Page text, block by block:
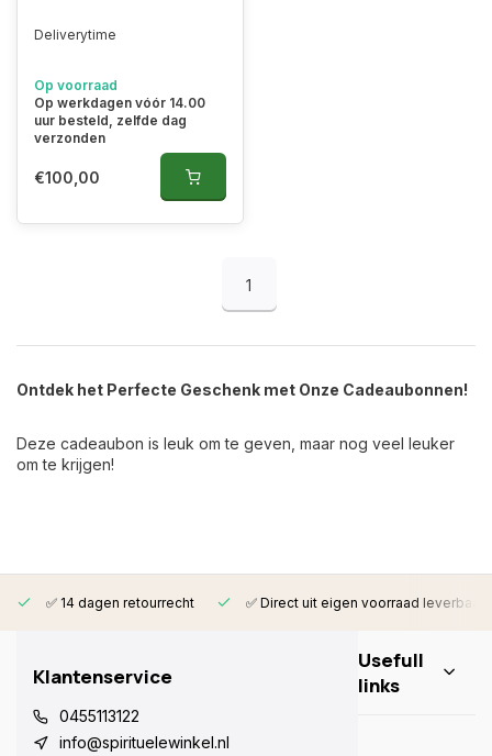
Deliverytime
Op voorraad
Op werkdagen vóór 14.00
uur besteld, zelfde dag
verzonden
€100,00
1
Ontdek het Perfecte Geschenk met Onze Cadeaubonnen!
Deze cadeaubon is leuk om te geven, maar nog veel leuker
om te krijgen!
✅ 14 dagen retourrecht ✅ Direct uit eigen voorraad leverbaar
Klantenservice
0455113122
info@spirituelewinkel.nl
Usefull
links